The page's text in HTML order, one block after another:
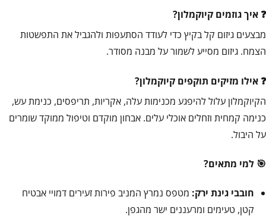
איך גוזמים קיוקמלון?
מבצעים גיזום קל בקיץ כדי לעודד הסתעפות ולהגביל את התפשטות
הצמח. גיזום מסייע לשמור על מבנה מסודר.
אילו מזיקים תוקפים קיוקמלון?
הקיוקמלון עלול להיפגע מכנימות עלה, אקריות, תריפסים, כנימת עש,
כנימה קמחית וזחלים אוכלי עלים. אבחון מוקדם וטיפול ממוקד שומרים
על היבול.
🎯 למי מתאים?
חובבי גינת ירק: מטפס נמרץ המניב פירות זעירים דמויי אבטיח
קטן, טעימים ומרעננים ישר מהגפן.